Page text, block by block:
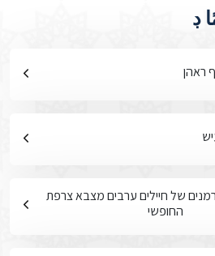
ڊ
ראהן
של חיילים ערבים מצבא צרפת
החופשי